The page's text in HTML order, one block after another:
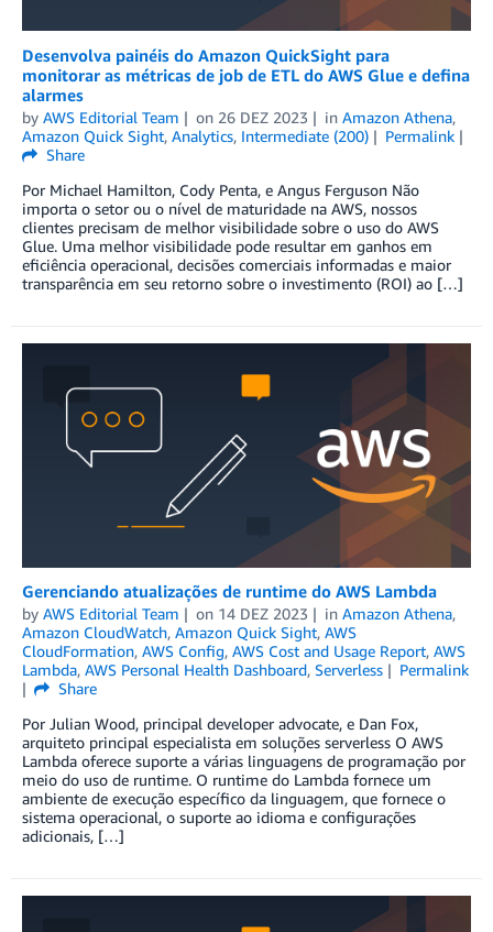
Desenvolva painéis do Amazon QuickSight para
monitorar as métricas de job de ETL do AWS Glue e defina
alarmes
by AWS Editorial Team on 26 DEZ 2023 in Amazon Athena,
Amazon Quick Sight, Analytics, Intermediate (200)
Permalink
Share
Por Michael Hamilton, Cody Penta, e Angus Ferguson Não
importa o setor ou o nível de maturidade na AWS, nossos
clientes precisam de melhor visibilidade sobre o uso do AWS
Glue. Uma melhor visibilidade pode resultar em ganhos em
eficiência operacional, decisões comerciais informadas e maior
transparência em seu retorno sobre o investimento (ROI) ao […]
Gerenciando atualizações de runtime do AWS Lambda
by AWS Editorial Team on 14 DEZ 2023 in Amazon Athena,
Amazon CloudWatch, Amazon Quick Sight, AWS
CloudFormation, AWS Config, AWS Cost and Usage Report, AWS
Lambda, AWS Personal Health Dashboard, Serverless
Permalink
Share
Por Julian Wood, principal developer advocate, e Dan Fox,
arquiteto principal especialista em soluções serverless O AWS
Lambda oferece suporte a várias linguagens de programação por
meio do uso de runtime. O runtime do Lambda fornece um
ambiente de execução específico da linguagem, que fornece o
sistema operacional, o suporte ao idioma e configurações
adicionais, […]